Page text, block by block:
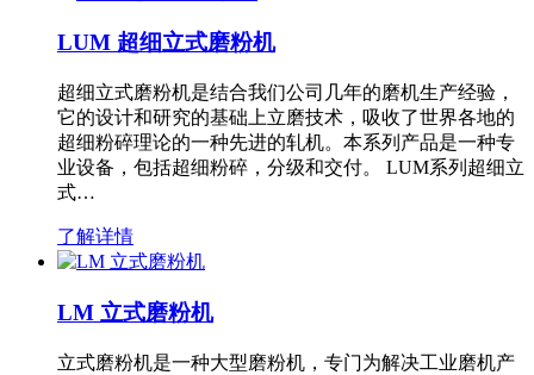
LUM 超细立式磨粉机
超细立式磨粉机是结合我们公司几年的磨机生产经验，
它的设计和研究的基础上立磨技术，吸收了世界各地的
超细粉碎理论的一种先进的轧机。本系列产品是一种专
业设备，包括超细粉碎，分级和交付。 LUM系列超细立
式…
了解详情
LM 立式磨粉机
立式磨粉机是一种大型磨粉机，专门为解决工业磨机产